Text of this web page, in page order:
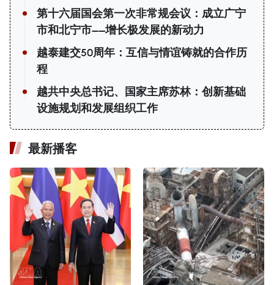
第十六届国会第一次非常规会议：成立广宁
市和北宁市——增长极发展的新动力
越泰建交50周年：互信与情谊铸就的合作历
程
越共中央总书记、国家主席苏林：创新基础
设施规划和发展组织工作
最新播客